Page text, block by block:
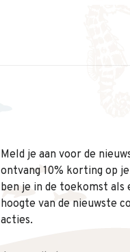
Meld je aan voor de
ontvang 10% korting op
ben je in de toekomst als
hoogte van de nieuwste
acties.